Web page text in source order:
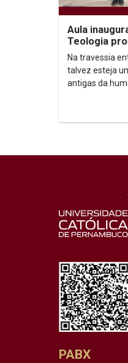
Aula
Teologia
sobre
Na travessia
talvez esteja
antigas da
PABX